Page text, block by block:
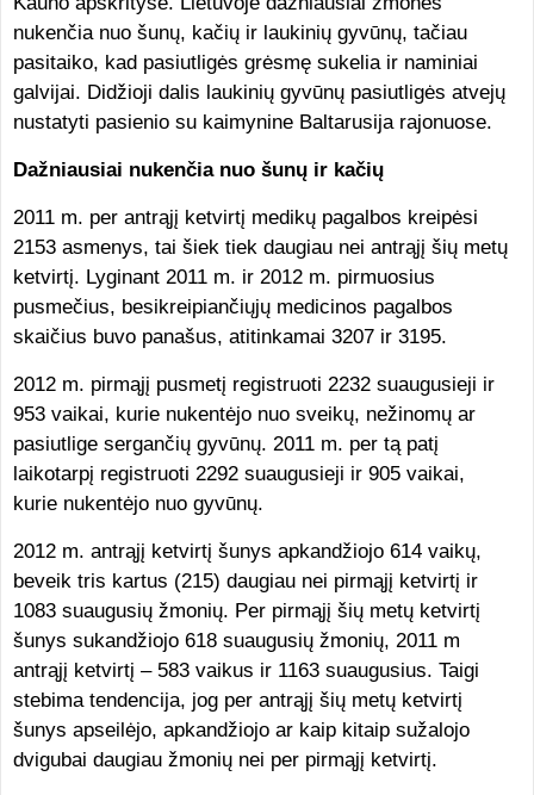
nukenčia nuo šunų, kačių ir laukinių gyvūnų, tačiau
pasitaiko, kad pasiutligės grėsmę sukelia ir naminiai
galvijai. Didžioji dalis laukinių gyvūnų pasiutligės atvejų
nustatyti pasienio su kaimynine Baltarusija rajonuose.
Dažniausiai nukenčia nuo šunų ir kačių
2011 m. per antrąjį ketvirtį medikų pagalbos kreipėsi
2153 asmenys, tai šiek tiek daugiau nei antrąjį šių metų
ketvirtį. Lyginant 2011 m. ir 2012 m. pirmuosius
pusmečius, besikreipiančiųjų medicinos pagalbos
skaičius buvo panašus, atitinkamai 3207 ir 3195.
2012 m. pirmąjį pusmetį registruoti 2232 suaugusieji ir
953 vaikai, kurie nukentėjo nuo sveikų, nežinomų ar
pasiutlige sergančių gyvūnų. 2011 m. per tą patį
laikotarpį registruoti 2292 suaugusieji ir 905 vaikai,
kurie nukentėjo nuo gyvūnų.
2012 m. antrąjį ketvirtį šunys apkandžiojo 614 vaikų,
beveik tris kartus (215) daugiau nei pirmąjį ketvirtį ir
1083 suaugusių žmonių. Per pirmąjį šių metų ketvirtį
šunys sukandžiojo 618 suaugusių žmonių, 2011 m
antrąjį ketvirtį – 583 vaikus ir 1163 suaugusius. Taigi
stebima tendencija, jog per antrąjį šių metų ketvirtį
šunys apseilėjo, apkandžiojo ar kaip kitaip sužalojo
dvigubai daugiau žmonių nei per pirmąjį ketvirtį.